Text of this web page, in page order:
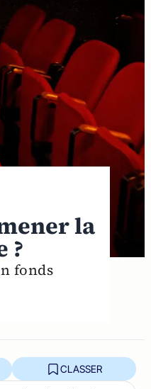
la
?
fonds
CLASSER